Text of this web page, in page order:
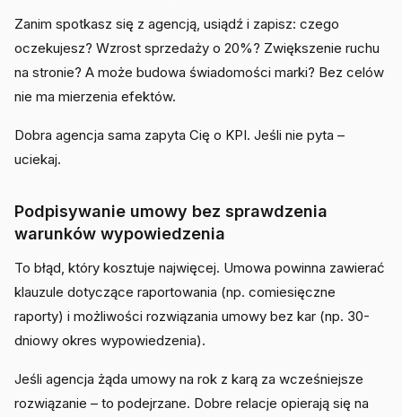
Zanim spotkasz się z agencją, usiądź i zapisz: czego
oczekujesz? Wzrost sprzedaży o 20%? Zwiększenie ruchu
na stronie? A może budowa świadomości marki? Bez celów
nie ma mierzenia efektów.
Dobra agencja sama zapyta Cię o KPI. Jeśli nie pyta –
uciekaj.
Podpisywanie umowy bez sprawdzenia
warunków wypowiedzenia
To błąd, który kosztuje najwięcej. Umowa powinna zawierać
klauzule dotyczące raportowania (np. comiesięczne
raporty) i możliwości rozwiązania umowy bez kar (np. 30-
dniowy okres wypowiedzenia).
Jeśli agencja żąda umowy na rok z karą za wcześniejsze
rozwiązanie – to podejrzane. Dobre relacje opierają się na